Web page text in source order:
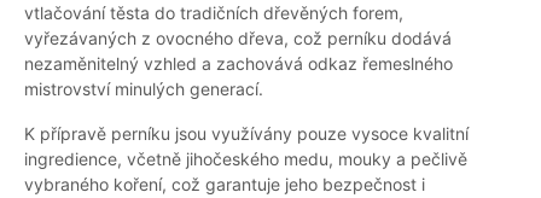
vtlačování těsta do tradičních dřevěných forem,
vyřezávaných z ovocného dřeva, což perníku dodává
nezaměnitelný vzhled a zachovává odkaz řemeslného
mistrovství minulých generací.
K přípravě perníku jsou využívány pouze vysoce kvalitní
ingredience, včetně jihočeského medu, mouky a pečlivě
vybraného koření, což garantuje jeho bezpečnost i